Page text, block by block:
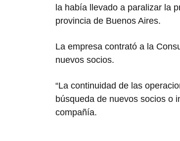
la había llevado a paralizar la
provincia de Buenos Aires.
La empresa contrató a la
nuevos socios.
“La continuidad de las
búsqueda de nuevos socios o
compañía.